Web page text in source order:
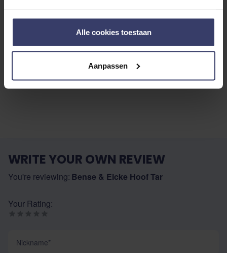
Alle cookies toestaan
Aanpassen
Top customer reviews
No reviews
WRITE YOUR OWN REVIEW
You're reviewing: Bense & Eicke Hoof Tar
Your Rating: